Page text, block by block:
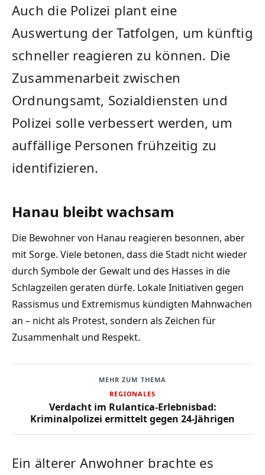
Auch die Polizei plant eine
Auswertung der Tatfolgen, um künftig
schneller reagieren zu können. Die
Zusammenarbeit zwischen
Ordnungsamt, Sozialdiensten und
Polizei solle verbessert werden, um
auffällige Personen frühzeitig zu
identifizieren.
Hanau bleibt wachsam
Die Bewohner von Hanau reagieren besonnen, aber
mit Sorge. Viele betonen, dass die Stadt nicht wieder
durch Symbole der Gewalt und des Hasses in die
Schlagzeilen geraten dürfe. Lokale Initiativen gegen
Rassismus und Extremismus kündigten Mahnwachen
an – nicht als Protest, sondern als Zeichen für
Zusammenhalt und Respekt.
MEHR ZUM THEMA
REGIONALES
Verdacht im Rulantica-Erlebnisbad:
Kriminalpolizei ermittelt gegen 24-Jährigen
Ein älterer Anwohner brachte es